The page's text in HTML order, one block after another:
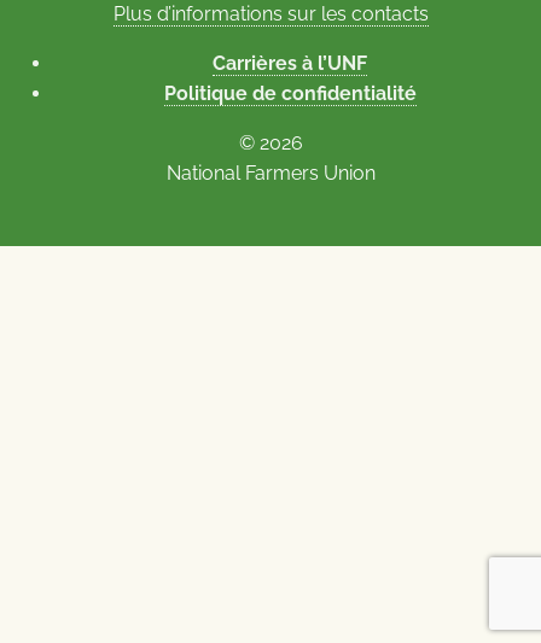
Plus d’informations sur les contacts
Carrières à l’UNF
Politique de confidentialité
© 2026
National Farmers Union